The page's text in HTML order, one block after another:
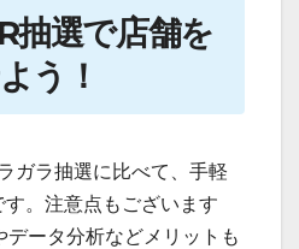
抽選で店舗を
う！
ガラ抽選に比べて、手軽
。注意点もございます
ータ分析などメリットも